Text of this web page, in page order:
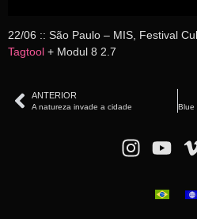
22/06 :: São Paulo – MIS, Festival
Tagtool + Modul 8 2.7
ANTERIOR
A natureza invade a cidade